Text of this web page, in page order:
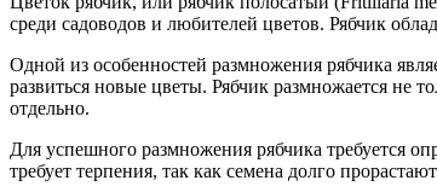
среди садоводов и любителей цветов. Рябчик
Одной из особенностей размножения рябчика
развиться новые цветы. Рябчик размножается не
отдельно.
Для успешного размножения рябчика требуется
требует терпения, так как семена долго